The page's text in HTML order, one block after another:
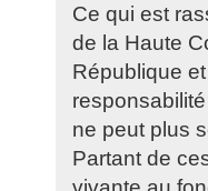
Ce qui est
de la Haute
République
ne peut plus
Partant de